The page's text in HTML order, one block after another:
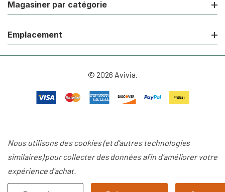
Magasiner par catégorie
Emplacement
© 2026 Avivia.
Nous utilisons des cookies (et d'autres technologies
similaires) pour collecter des données afin d'améliorer votre
expérience d'achat.